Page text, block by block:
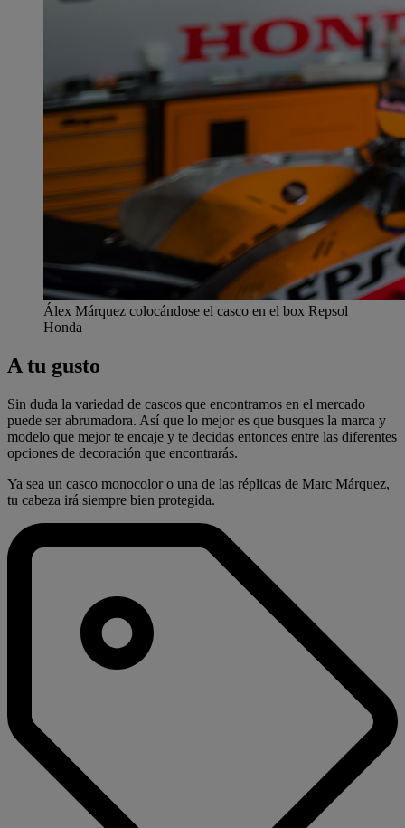
Álex Márquez colocándose el casco en el box Repsol
Honda
A tu gusto
Sin duda la variedad de cascos que encontramos en el mercado
puede ser abrumadora. Así que lo mejor es que busques la marca y
modelo que mejor te encaje y te decidas entonces entre las diferentes
opciones de decoración que encontrarás.
Ya sea un casco monocolor o una de las réplicas de Marc Márquez,
tu cabeza irá siempre bien protegida.